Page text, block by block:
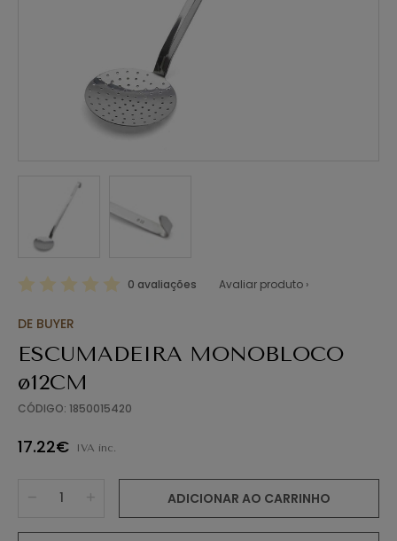
0 avaliações Avaliar produto ›
DE BUYER
ESCUMADEIRA MONOBLOCO
ø12CM
CÓDIGO: 1850015420
17.22€ IVA inc.
ADICIONAR AO CARRINHO